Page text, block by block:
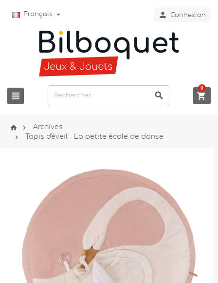
Français  Connexion
  
0
  Archives
 Tapis d'éveil - La petite école de danse